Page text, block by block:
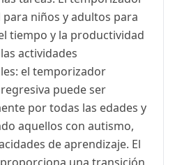
niños y adultos para
tiempo y la productividad
actividades
el temporizador
puede ser
por todas las edades y
aquellos con autismo,
de aprendizaje. El
una transición